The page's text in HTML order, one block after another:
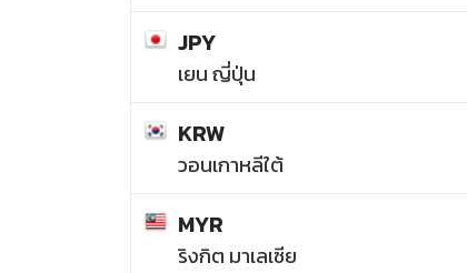
JPY
เยน ญี่ปุ่น
KRW
วอนเกาหลีใต้
MYR
ริงกิต มาเลเซีย